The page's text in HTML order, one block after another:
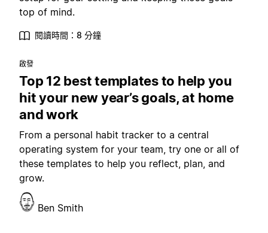
top of mind.
閱讀時間：8 分鐘
啟發
Top 12 best templates to help you
hit your new year’s goals, at home
and work
From a personal habit tracker to a central
operating system for your team, try one or all of
these templates to help you reflect, plan, and
grow.
Ben Smith